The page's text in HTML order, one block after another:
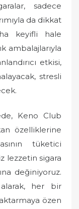
sadece
da dikkat
keyifli hale
ambalajlarıyla
etkisi,
stresli
Keno Club
özelliklerine
tüketici
lezzetin sigara
değiniyoruz.
alarak, her bir
aktarmaya özen